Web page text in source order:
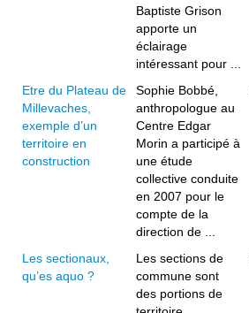
Baptiste Grison
apporte un
éclairage
intéressant pour ...
Etre du Plateau de
Millevaches,
exemple d’un
territoire en
construction
Sophie Bobbé,
anthropologue au
Centre Edgar
Morin a participé à
une étude
collective conduite
en 2007 pour le
compte de la
direction de ...
Les sectionaux,
qu’es aquo ?
Les sections de
commune sont
des portions de